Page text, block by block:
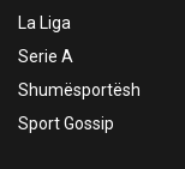
La Liga
Serie A
Shumësportësh
Sport Gossip